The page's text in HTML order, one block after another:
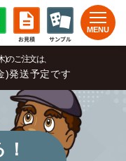
)のご注文は、
)発送予定です